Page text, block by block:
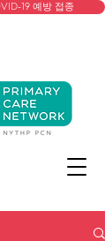
19 예방 접종